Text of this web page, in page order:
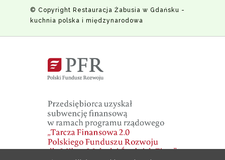
© Copyright Restauracja Żabusia w Gdańsku -
kuchnia polska i międzynarodowa